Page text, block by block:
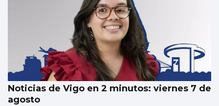
Noticias de Vigo en 2 minutos: viernes 7 de
agosto